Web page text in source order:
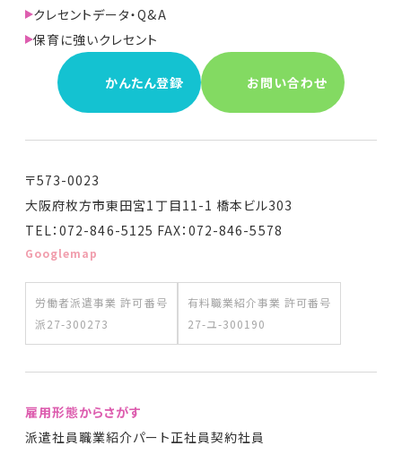
クレセントデータ・Q&A
保育に強いクレセント
かんたん登録 お問い合わせ
〒573-0023
大阪府枚方市東田宮1丁目11-1 橋本ビル303
TEL：072-846-5125 FAX：072-846-5578
Googlemap
労働者派遣事業 許可番号
派27-300273
有料職業紹介事業 許可番号
27-ユ-300190
雇用形態からさがす
派遣社員職業紹介パート正社員契約社員